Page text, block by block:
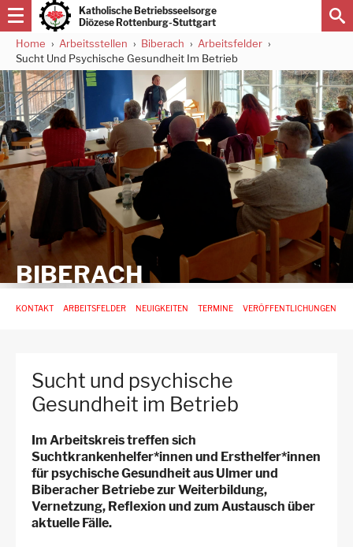
Direkt
zum
Inhalt
Katholische Betriebsseelsorge
Diözese Rottenburg-Stuttgart
Pfadnavigation
Home Arbeitsstellen Biberach
Arbeitsfelder
Sucht Und Psychische Gesundheit Im Betrieb
BIBERACH
Hauptnavigation
KONTAKT ARBEITSFELDER NEUIGKEITEN TERMINE VERÖFFENTLICHUNGEN
Sucht und psychische
Gesundheit im Betrieb
Im Arbeitskreis treffen sich
Suchtkrankenhelfer*innen und Ersthelfer*innen
für psychische Gesundheit aus Ulmer und
Biberacher Betriebe zur Weiterbildung,
Vernetzung, Reflexion und zum Austausch über
aktuelle Fälle.